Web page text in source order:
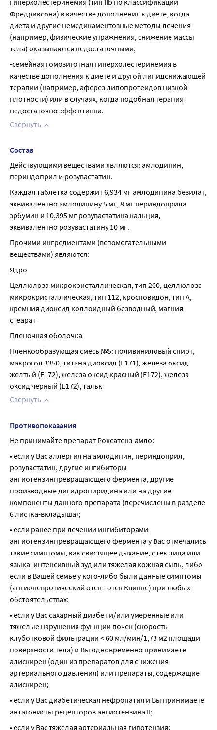
гиперхолестеринемия (тип IIb по классификации
Фредриксона) в качестве дополнения к диете, когда
диета и другие немедикаментозные методы лечения
(например, физические упражнения, снижение массы
тела) оказываются недостаточными;
-семейная гомозиготная гиперхолестеринемия в
качестве дополнения к диете и другой липидснижающей
терапии (например, аферез липопротеидов низкой
плотности) или в случаях, когда подобная терапия
недостаточно эффективна.
Свернуть
Состав
Действующими веществами являются: амлодипин,
периндоприл и розувастатин.
Каждая таблетка содержит 6,934 мг амлодипина безилат,
эквивалентно амлодипину 5 мг, 8 мг периндоприла
эрбумин и 10,395 мг розувастатина кальция,
эквивалентно розувастатину 10 мг.
Прочими ингредиентами (вспомогательными
веществами) являются:
Ядро
Целлюлоза микрокристаллическая, тип 200, целлюлоза
микрокристаллическая, тип 112, кросповидон, тип А,
кремния диоксид коллоидный безводный, магния
стеарат
Пленочная оболочка
Пленкообразующая смесь №5: поливиниловый спирт,
макрогол 3350, титана диоксид (Е171), железа оксид
желтый (Е172), железа оксид красный (Е172), железа
оксид черный (Е172), тальк
Свернуть
Противопоказания
Не принимайте препарат Роксатенз-амло:
• если у Вас аллергия на амлодипин, периндоприл,
розувастатин, другие ингибиторы
ангиотензинпревращающего фермента, другие
производные дигидропиридина или на другие
компоненты данного препарата (перечислены в разделе
6 листка-вкладыша);
• если ранее при лечении ингибиторами
ангиотензинпревращающего фермента у Вас отмечались
такие симптомы, как свистящее дыхание, отек лица или
языка, интенсивный зуд или тяжелая кожная сыпь, либо
если в Вашей семье у кого-либо были данные симптомы
(ангионевротический отек - отек Квинке) при любых
обстоятельствах;
• если у Вас сахарный диабет и/или умеренные или
тяжелые нарушения функции почек (скорость
клубочковой фильтрации < 60 мл/мин/1,73 м2 площади
поверхности тела) и Вы одновременно принимаете
алискирен (один из препаратов для снижения
артериального давления) или препараты, содержащие
алискирен;
• если у Вас диабетическая нефропатия и Вы принимаете
антагонисты рецепторов ангиотензина II;
• если у Вас тяжелая артериальная гипотензия;